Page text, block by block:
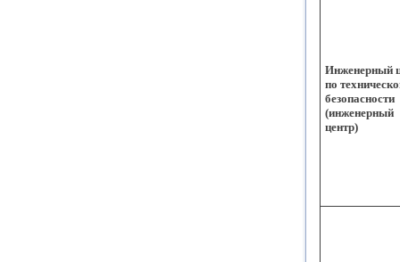
Инженерный
по
безопасности
(инженерный
центр)